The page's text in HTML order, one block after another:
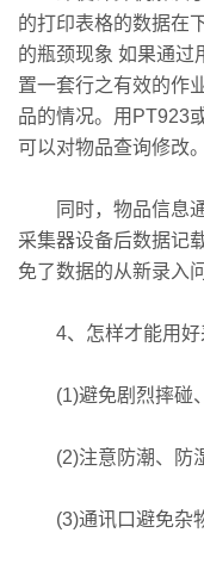
的打印表格的数据在
的瓶颈现象 如果通过
置一套行之有效的作
品的情况。用PT923
可以对物品查询修改。
同时，物品信息通
采集器设备后数据记
免了数据的从新录入
4、怎样才能用好
(1)避免剧烈摔碰
(2)注意防潮、防
(3)通讯口避免杂